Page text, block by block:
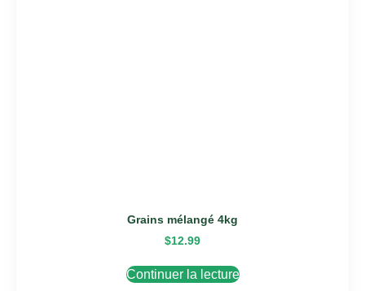
Grains mélangé 4kg
$12.99
Continuer la lecture